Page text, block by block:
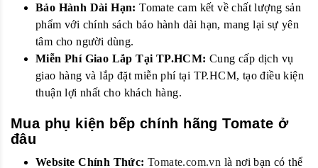
Bảo Hành Dài Hạn: Tomate cam kết về chất lượng sản
phẩm với chính sách bảo hành dài hạn, mang lại sự yên
tâm cho người dùng.
Miễn Phí Giao Lắp Tại TP.HCM: Cung cấp dịch vụ
giao hàng và lắp đặt miễn phí tại TP.HCM, tạo điều kiện
thuận lợi nhất cho khách hàng.
Mua phụ kiện bếp chính hãng Tomate ở
đâu
Website Chính Thức: Tomate.com.vn là nơi bạn có thể